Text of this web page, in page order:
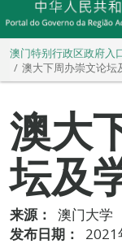
澳门特别行政区政府入
澳大下周办崇文论坛
澳大
坛及
来源：
澳门大学
发布日期：
2021